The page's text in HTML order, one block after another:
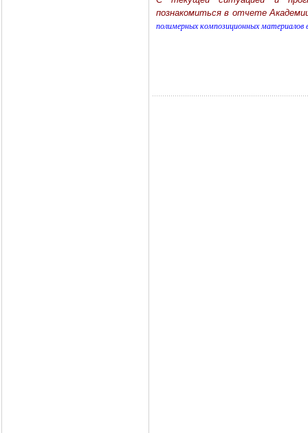
познакомиться в отчете
полимерных композиционных материалов